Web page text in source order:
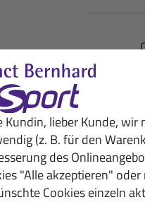
Kundin, lieber Kunde, wir
(z. B. für den
des
"Alle akzeptieren"
Cookies einzeln